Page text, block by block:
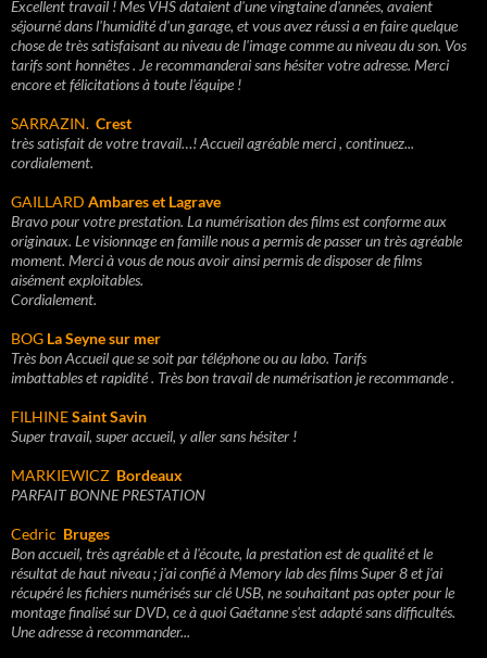
Excellent travail ! Mes VHS dataient d'une vingtaine d'années, avaient
séjourné dans l'humidité d'un garage, et vous avez réussi a en faire quelque
chose de très satisfaisant au niveau de l'image comme au niveau du son. Vos
tarifs sont honnêtes . Je recommanderai sans hésiter votre adresse. Merci
encore et félicitations à toute l'équipe !
SARRAZIN. Crest
très satisfait de votre travail…! Accueil agréable merci , continuez...
cordialement.
GAILLARD Ambares et Lagrave
Bravo pour votre prestation. La numérisation des films est conforme aux
originaux. Le visionnage en famille nous a permis de passer un très agréable
moment. Merci à vous de nous avoir ainsi permis de disposer de films
aisément exploitables.
Cordialement.
BOG La Seyne sur mer
Très bon Accueil que se soit par téléphone ou au labo. Tarifs
imbattables et rapidité . Très bon travail de numérisation je recommande .
FILHINESaint Savin
Super travail, super accueil, y aller sans hésiter !
MARKIEWICZ Bordeaux
PARFAIT BONNE PRESTATION
Cedric Bruges
Bon accueil, très agréable et à l'écoute, la prestation est de qualité et le
résultat de haut niveau ; j'ai confié à Memory lab des films Super 8 et j'ai
récupéré les fichiers numérisés sur clé USB, ne souhaitant pas opter pour le
montage finalisé sur DVD, ce à quoi Gaétanne s'est adapté sans difficultés.
Une adresse à recommander...